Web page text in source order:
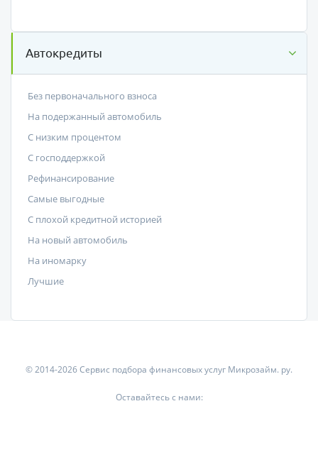
Автокредиты
Без первоначального взноса
На подержанный автомобиль
С низким процентом
C господдержкой
Рефинансирование
Самые выгодные
С плохой кредитной историей
На новый автомобиль
На иномарку
Лучшие
© 2014-2026 Сервис подбора финансовых услуг Микрозайм. ру.
Оставайтесь с нами: